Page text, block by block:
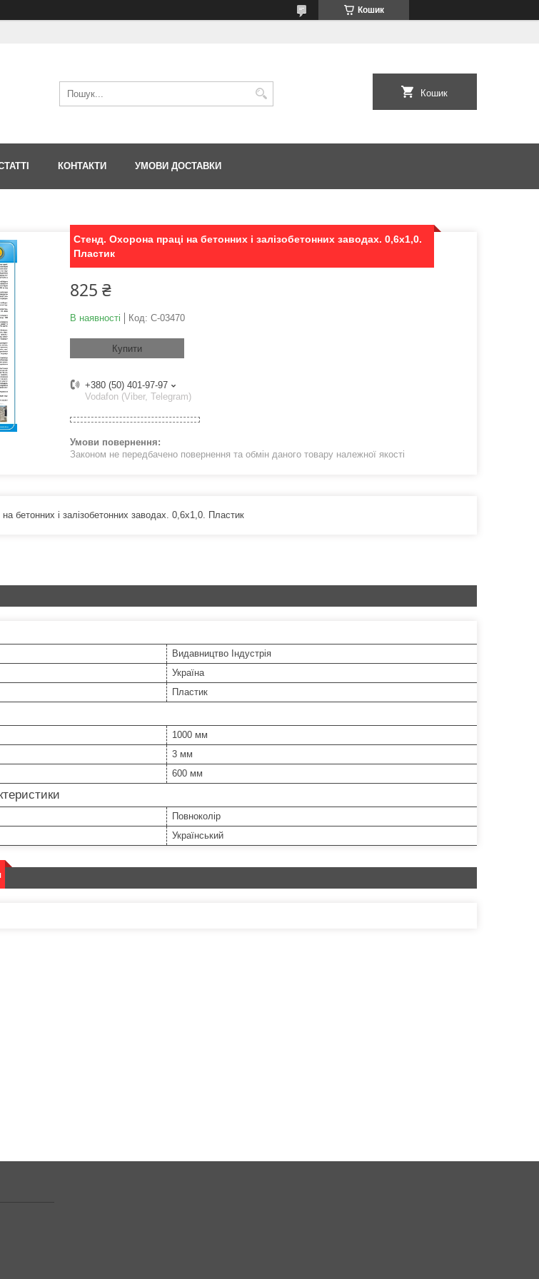
Кошик
Кошик
КОНТАКТИ УМОВИ ДОСТАВКИ
Стенд. Охорона праці на бетонних і залізобетонних заводах. 0,6х1,0.
Пластик
825 ₴
В наявності Код: С-03470
Купити
+380 (50) 401-97-97
Vodafon (Viber, Telegram)
Законом не передбачено повернення та обмін даного товару належної якості
бетонних і залізобетонних заводах. 0,6х1,0. Пластик
Видавництво Індустрія
Україна
Пластик
1000 мм
3 мм
600 мм
Повноколір
Український